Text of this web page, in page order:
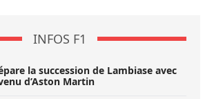
INFOS F1
la succession de Lambiase avec
d’Aston Martin